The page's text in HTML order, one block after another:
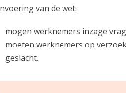
van de wet:
mogen werknemers inzage
moeten werknemers op
geslacht.